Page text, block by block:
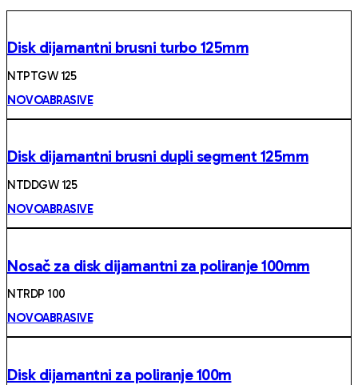
Disk dijamantni brusni turbo 125mm
NTPTGW 125
NOVOABRASIVE
Disk dijamantni brusni dupli segment 125mm
NTDDGW 125
NOVOABRASIVE
Nosač za disk dijamantni za poliranje 100mm
NTRDP 100
NOVOABRASIVE
Disk dijamantni za poliranje 100m